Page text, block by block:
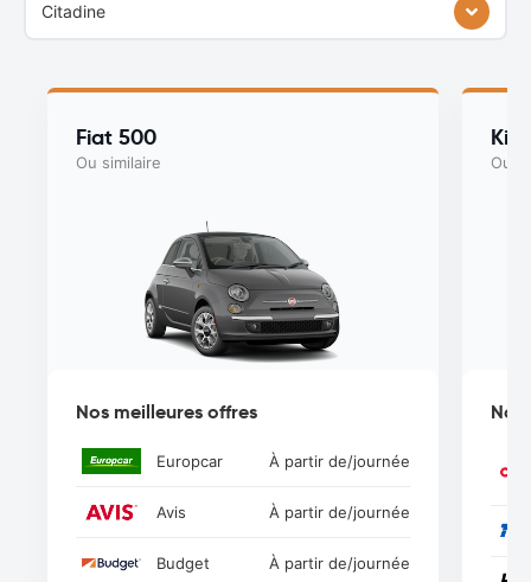
Citadine
Fiat 500
Ou similaire
Nos meilleures offres
Europcar À partir de/journée
Avis À partir de/journée
Budget À partir de/journée
Kia
Ou
Nos